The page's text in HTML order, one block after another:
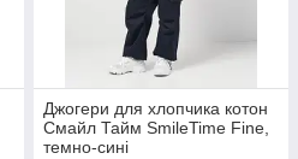
Джогери для хлопчика котон
Смайл Тайм SmileTime Fine,
темно-сині